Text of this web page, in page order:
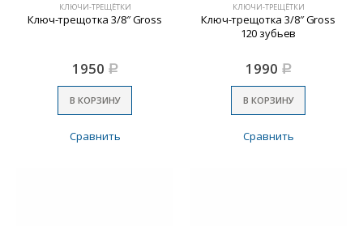
КЛЮЧИ-ТРЕЩЁТКИ
Ключ-трещотка 3/8″ Gross
1950 Р
В КОРЗИНУ
Сравнить
КЛЮЧИ-ТРЕЩЁТКИ
Ключ-трещотка 3/8″ Gross
120 зубьев
1990 Р
В КОРЗИНУ
Сравнить